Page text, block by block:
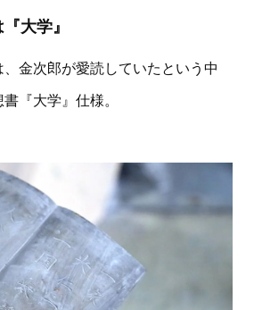
大学』
金次郎が愛読していたという中
『大学』仕様。